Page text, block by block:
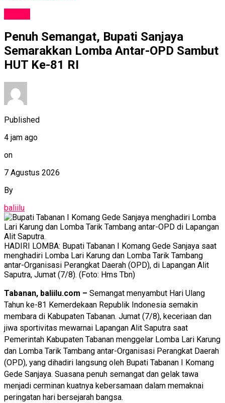
Penuh Semangat, Bupati Sanjaya
Semarakkan Lomba Antar-OPD Sambut
HUT Ke-81 RI
Published
4 jam ago
on
7 Agustus 2026
By
baliilu
HADIRI LOMBA: Bupati Tabanan I Komang Gede Sanjaya saat
menghadiri Lomba Lari Karung dan Lomba Tarik Tambang
antar-Organisasi Perangkat Daerah (OPD), di Lapangan Alit
Saputra, Jumat (7/8). (Foto: Hms Tbn)
Tabanan, baliilu.com – Semangat menyambut Hari Ulang
Tahun ke-81 Kemerdekaan Republik Indonesia semakin
membara di Kabupaten Tabanan. Jumat (7/8), keceriaan dan
jiwa sportivitas mewarnai Lapangan Alit Saputra saat
Pemerintah Kabupaten Tabanan menggelar Lomba Lari Karung
dan Lomba Tarik Tambang antar-Organisasi Perangkat Daerah
(OPD), yang dihadiri langsung oleh Bupati Tabanan I Komang
Gede Sanjaya. Suasana penuh semangat dan gelak tawa
menjadi cerminan kuatnya kebersamaan dalam memaknai
peringatan hari bersejarah bangsa.